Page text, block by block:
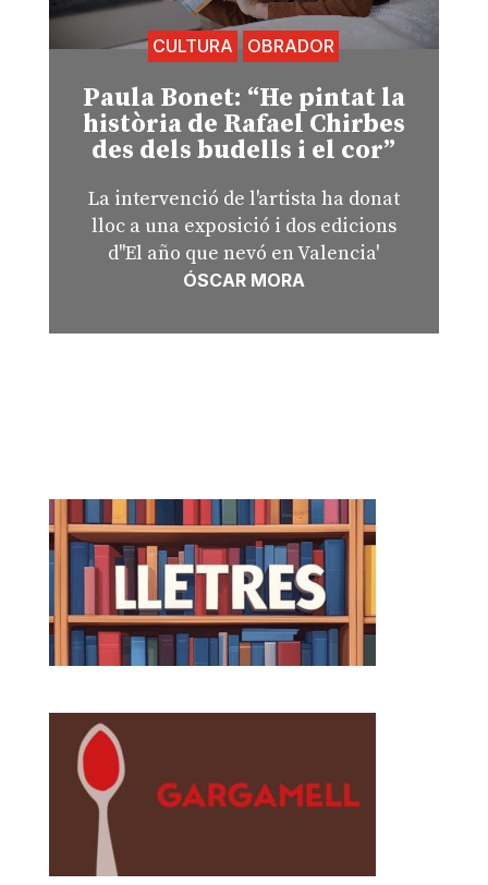
CULTURA OBRADOR
Paula Bonet: “He pintat la
història de Rafael Chirbes
des dels budells i el cor”
La intervenció de l'artista ha donat
lloc a una exposició i dos edicions
d''El año que nevó en Valencia'
ÓSCAR MORA